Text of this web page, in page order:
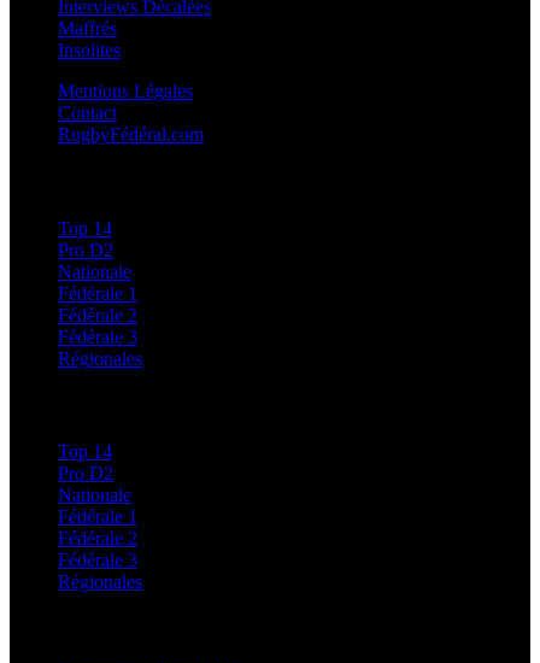
Interviews Décalées
Maffrés
Insolites
Mentions Légales
Contact
RugbyFédéral.com
Top 14
Pro D2
Nationale
Fédérale 1
Fédérale 2
Fédérale 3
Régionales
Top 14
Pro D2
Nationale
Fédérale 1
Fédérale 2
Fédérale 3
Régionales